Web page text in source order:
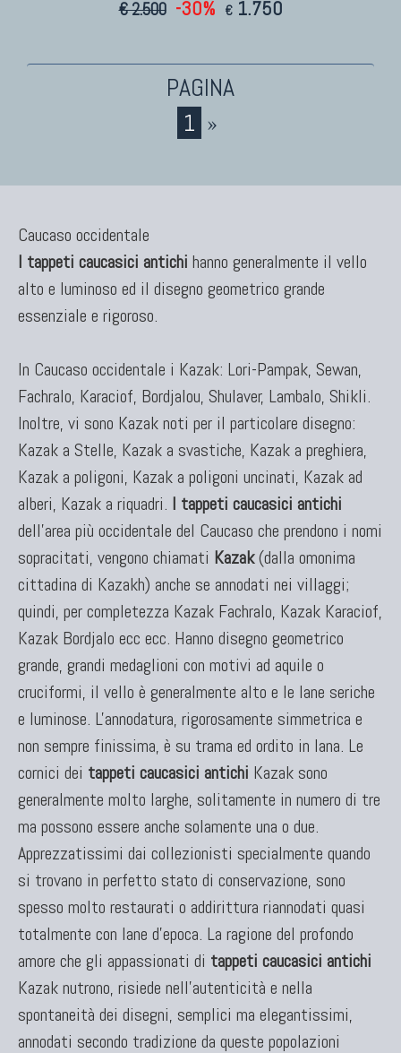
Kilim Nuovi
Nuovissimi Kilim India
Tappeti Turchi Vecchi E Nuovi
Tappeti Turcomanni Vecchi E Nuovi
Tappeti Ghazni
Tappeti Beluci
Tappeti Dal Mondo
€ 2.500 -30% € 1.750
1 »
Caucaso occidentale
I tappeti caucasici antichi hanno generalmente il vello
alto e luminoso ed il disegno geometrico grande
essenziale e rigoroso.
In Caucaso occidentale i Kazak: Lori-Pampak, Sewan,
Fachralo, Karaciof, Bordjalou, Shulaver, Lambalo, Shikli.
Inoltre, vi sono Kazak noti per il particolare disegno:
Kazak a Stelle, Kazak a svastiche, Kazak a preghiera,
Kazak a poligoni, Kazak a poligoni uncinati, Kazak ad
alberi, Kazak a riquadri. I tappeti caucasici antichi
dell'area più occidentale del Caucaso che prendono i nomi
sopracitati, vengono chiamati Kazak(dalla omonima
cittadina di Kazakh) anche se annodati nei villaggi;
quindi, per completezza Kazak Fachralo, Kazak Karaciof,
Kazak Bordjalo ecc ecc. Hanno disegno geometrico
grande, grandi medaglioni con motivi ad aquile o
cruciformi, il vello è generalmente alto e le lane seriche
e luminose. L'annodatura, rigorosamente simmetrica e
non sempre finissima, è su trama ed ordito in lana. Le
cornici dei tappeti caucasici antichi Kazak sono
generalmente molto larghe, solitamente in numero di tre
ma possono essere anche solamente una o due.
Apprezzatissimi dai collezionisti specialmente quando
si trovano in perfetto stato di conservazione, sono
spesso molto restaurati o addirittura riannodati quasi
totalmente con lane d'epoca. La ragione del profondo
amore che gli appassionati di tappeti caucasici antichi
Kazak nutrono, risiede nell'autenticità e nella
spontaneità dei disegni, semplici ma elegantissimi,
annodati secondo tradizione da queste popolazioni